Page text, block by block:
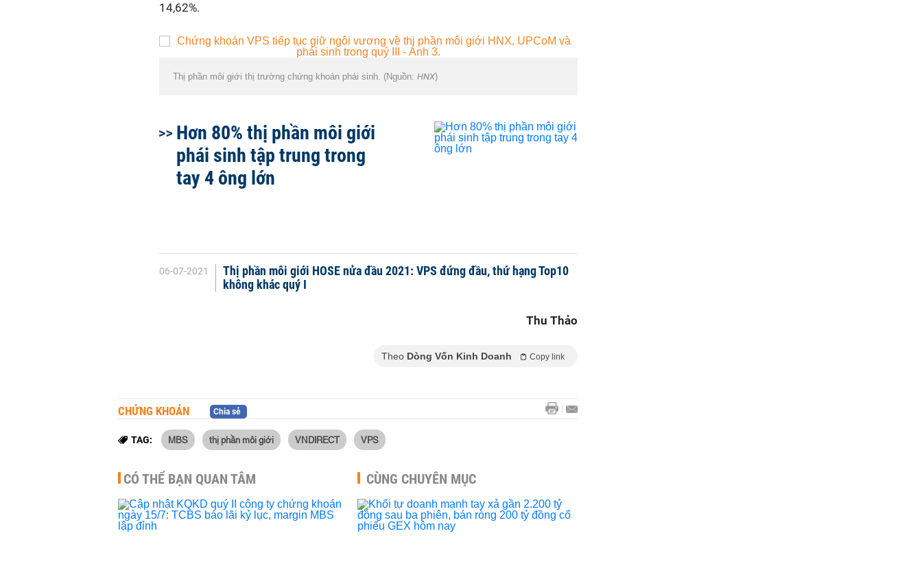
14,62%.
Thị phần môi giới thị trường chứng khoán phái sinh. (Nguồn: HNX)
Hơn 80% thị phần môi giới
phái sinh tập trung trong
tay 4 ông lớn
06-07-2021
Thị phần môi giới HOSE nửa đầu 2021: VPS đứng đầu, thứ hạng Top10
không khác quý I
Thu Thảo
Theo Dòng Vốn Kinh Doanh Copy link
CHỨNG KHOÁN Chia sẻ
TAG: MBS thị phần môi giới VNDIRECT VPS
CÓ THỂ BẠN QUAN TÂM CÙNG CHUYÊN MỤC